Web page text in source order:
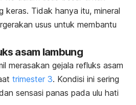
keras. Tidak hanya itu, mineral
usus untuk membantu
asam lambung
merasakan gejala refluks asam
trimester 3. Kondisi ini sering
sensasi panas pada ulu hati